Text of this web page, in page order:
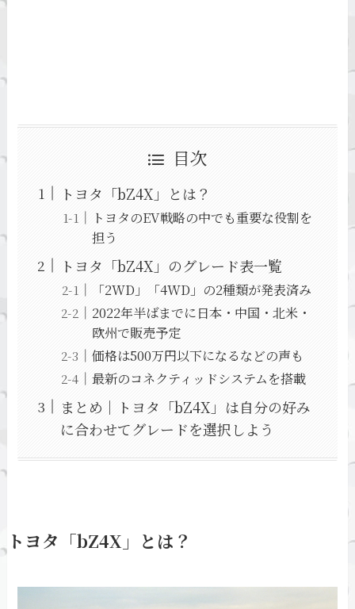
目次
トヨタ「bZ4X」とは？
トヨタのEV戦略の中でも重要な役割を
担う
トヨタ「bZ4X」のグレード表一覧
「2WD」「4WD」の2種類が発表済み
2022年半ばまでに日本・中国・北米・
欧州で販売予定
価格は500万円以下になるなどの声も
最新のコネクティッドシステムを搭載
まとめ｜トヨタ「bZ4X」は自分の好み
に合わせてグレードを選択しよう
トヨタ「bZ4X」とは？